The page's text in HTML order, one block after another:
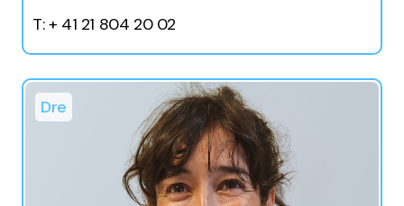
T: + 41 21 804 20 02
Dre